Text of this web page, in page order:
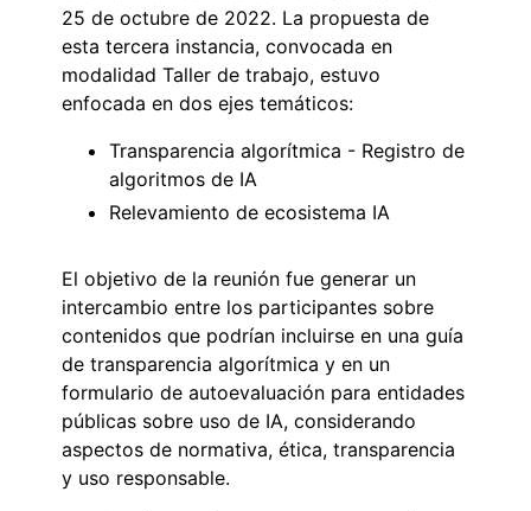
25 de octubre de 2022. La propuesta de
esta tercera instancia, convocada en
modalidad Taller de trabajo, estuvo
enfocada en dos ejes temáticos:
Transparencia algorítmica - Registro de
algoritmos de IA
Relevamiento de ecosistema IA
El objetivo de la reunión fue generar un
intercambio entre los participantes sobre
contenidos que podrían incluirse en una guía
de transparencia algorítmica y en un
formulario de autoevaluación para entidades
públicas sobre uso de IA, considerando
aspectos de normativa, ética, transparencia
y uso responsable.